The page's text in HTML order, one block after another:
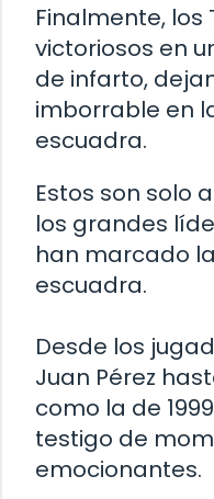
Finalmente, los
victoriosos en
de infarto,
imborrable en
escuadra.
Estos son solo
los grandes
han marcado
escuadra.
Desde los
Juan Pérez
como la de
testigo de
emocionantes.